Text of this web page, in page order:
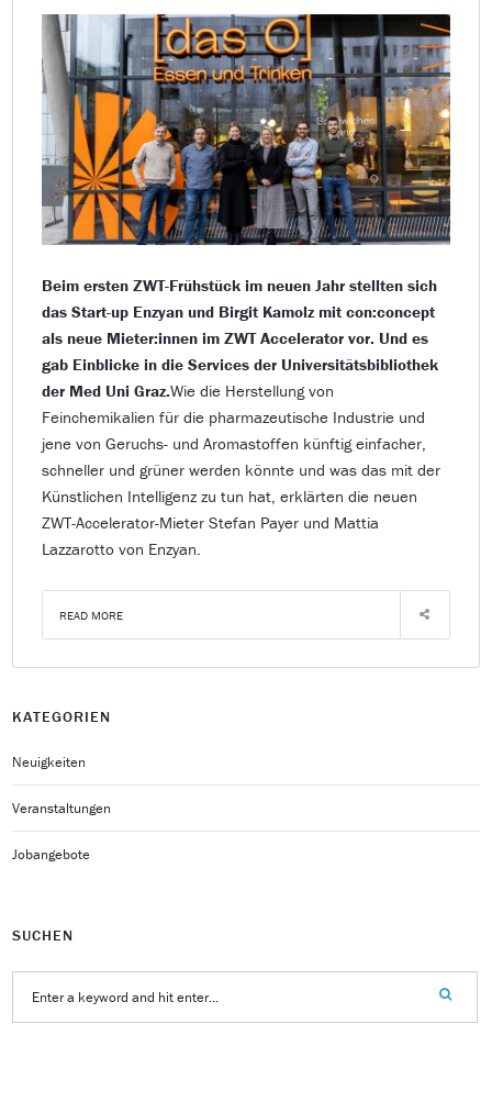
Beim ersten ZWT-Frühstück im neuen Jahr stellten sich
das Start-up Enzyan und Birgit Kamolz mit con:concept
als neue Mieter:innen im ZWT Accelerator vor. Und es
gab Einblicke in die Services der Universitätsbibliothek
der Med Uni Graz.Wie die Herstellung von
Feinchemikalien für die pharmazeutische Industrie und
jene von Geruchs- und Aromastoffen künftig einfacher,
schneller und grüner werden könnte und was das mit der
Künstlichen Intelligenz zu tun hat, erklärten die neuen
ZWT-Accelerator-Mieter Stefan Payer und Mattia
Lazzarotto von Enzyan.
READ MORE
KATEGORIEN
Neuigkeiten
Veranstaltungen
Jobangebote
SUCHEN